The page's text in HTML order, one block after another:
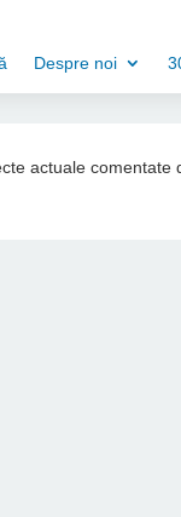
Despre noi
actuale